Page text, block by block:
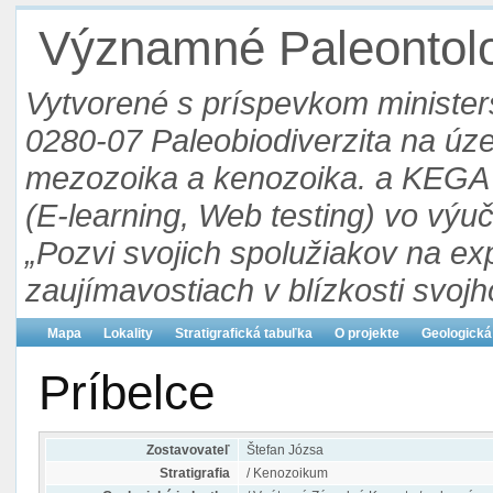
Významné
Vytvorené s príspevkom
0280-07 Paleobiodiverzita na
mezozoika a kenozoika. a
(E-learning, Web testing) vo
„Pozvi svojich spolužiakov na
zaujímavostiach v blízkosti
Mapa Lokality Stratigrafická tabuľka O projekte
Príbelce
Zostavovateľ
Štefan Józsa
Stratigrafia
/ Kenozoikum